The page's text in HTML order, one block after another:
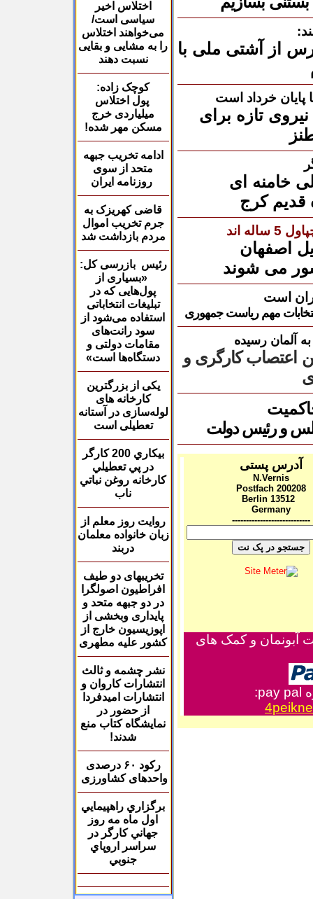
اختلاس اخیر
سیاسی است/
می‌خواهند اختلاس
را به مشایی و بقایی
نسبت دهند
کوچک زاده:
پول اختلاس
میلیاردی خرج
مسکن مهر شده!
ادامه تخریب جبهه
متحد از سوی
روزنامه ایران
قاضی کهریزک به
جرم تخریب اموال
مردم بازداشت شد
رئیس بازرسی کل:
«بسیاری از
پول‌هایی که در
تبلیغات انتخاباتی
استفاده می‌شود از
سود رانت‌های
مقامات دولتی و
دستگاه‌ها است»
یکی از بزرگترین
کارخانه های
لوله‌سازی در آستانه
تعطیلی است
بيكاري 200 كارگر
در پي تعطيلي
كارخانه روغن نباتي
ناب
روایت روز معلم از
زبان خانواده معلمان
دربند
تخریبهای دو طیف
افراطیون اصولگرا
در دو جبهه متحد و
پایداری وبخشی از
اپوزیسیون خارج از
کشور علیه مطهری
نشر چشمه و ثالث
انتشاراتکاروان و
انتشارات امیدفردا
از حضور در
نمایشگاه کتاب منع
شدند!
رکود ۶۰ درصدی
واحدهای کشاورزی
برگزاري راهپيمايي
اول ماه مه روز
جهاني كارگر در
سراسر اروپاي
جنوبي
از آشتی ملی با
پایان خرداد است
تازه برای
خامنه ای
قدیم کرج
اند
می شوند
است
مهم ریاست جمهوری
آلمان رسیده
اعتصاب کارگری و
و رئیس دولت
آدرس پستی
N.Vernis
Postfach 200208
13512
Berlin
Germany
----------------------------
آبونمان و کمک های
pay pal
: